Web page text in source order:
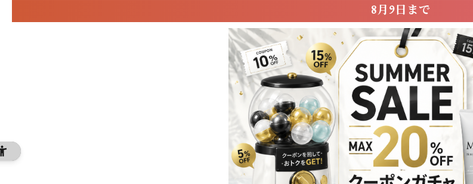
表示：新しい順
すぐに馴染む 香りも◎
:価格,口コミの評判,ブランドへの信頼感,成分・効果の
期待,店頭やECサイトでのキャンペーン
:ぜひリピートしたい 使った満足度
:★★★★★
何で商品を知りましたか:口コミサイト
商品を気に入ったポイント:保湿効果・潤い,ベタつかない使い心地,清
8月9日まで